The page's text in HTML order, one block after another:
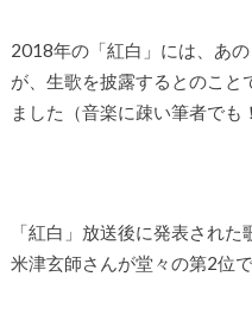
2018年の「紅白」には、あ
が、生歌を披露するとのこと
ました（音楽に疎い筆者でも
「紅白」放送後に発表された
米津玄師さんが堂々の第2位